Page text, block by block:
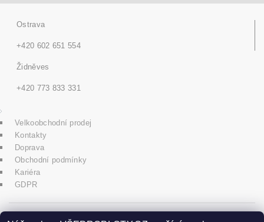
Ostrava
+420 602 651 554
Židněves
+420 773 833 331
Velkoobchodní prodej
Kontakty
Doprava
Obchodní podmínky
Kariéra
GDPR
icons8.com